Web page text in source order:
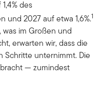
des
und 2027 auf etwa 1,6%.1
im Großen und
erwarten wir, dass die
Schritte unternimmt. Die
— zumindest